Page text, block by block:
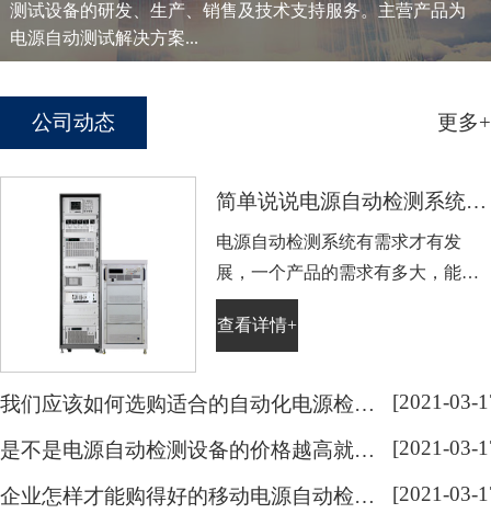
测试设备的研发、生产、销售及技术支持服务。主营产品为
电源自动测试解决方案...
公司动态 更多+
简单说说电源自动检测系统的广泛市场
电源自动检测系统有需求才有发
展，一个产品的需求有多大，能决
定着企业发展有多大，或者说发展
是企业的根本。电源自动检测系统
各类电源产品检测的设备，是目前
电源自动检测系统的需求不断增
长，让越来越多的企业加大了对电
查看详情+
我们应该如何选购适合的自动化电源检测系统呢？ [2021-03-
是不是电源自动检测设备的价格越高就越好呢？ [2021-03-
企业怎样才能购得好的移动电源自动检测仪器呢？ [2021-03-